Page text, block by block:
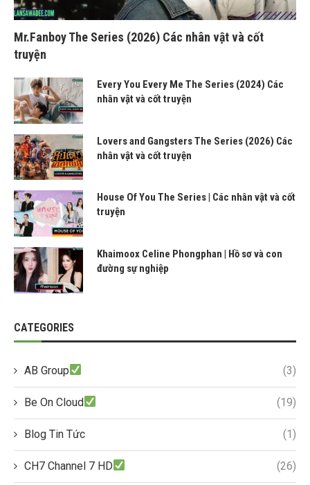
Mr.Fanboy The Series (2026) Các nhân vật và cốt
truyện
Every You Every Me The Series (2024) Các
nhân vật và cốt truyện
Lovers and Gangsters The Series (2026) Các
nhân vật và cốt truyện
House Of You The Series | Các nhân vật và cốt
truyện
Khaimoox Celine Phongphan | Hồ sơ và con
đường sự nghiệp
CATEGORIES
AB Group (3)
Be On Cloud (19)
Blog Tin Tức (1)
CH7 Channel 7 HD (26)